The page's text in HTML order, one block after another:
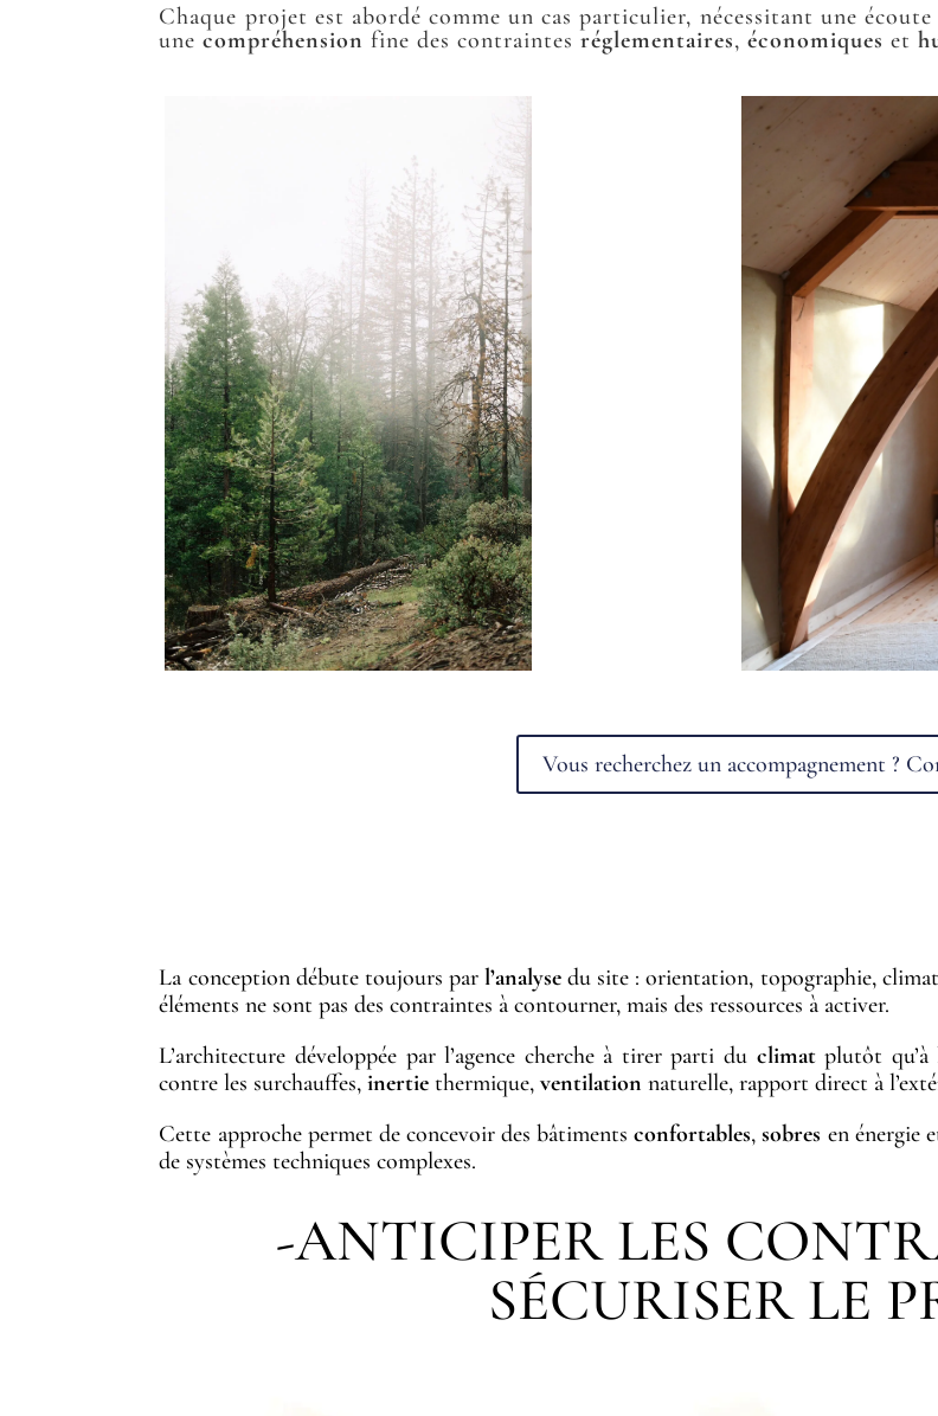
Chaque projet est abordé comme un cas particulier, nécessitant une écoute
unecompréhension fine des contraintesréglementaires,économiques et
Vous recherchez un accompagnement ?
La conception débute toujours par l’analysedu site : orientation, topographie,
éléments ne sont pas des contraintes à contourner, mais des ressources à activer.
L’architecture développée par l’agence cherche à tirer parti du climatplutôt qu’à
contre les surchauffes,inertie thermique,ventilation naturelle, rapport direct à
Cette approche permet de concevoir des bâtimentsconfortables,sobres en énergie
de systèmes techniques complexes.
-ANTICIPER LES
SÉCURISER LE